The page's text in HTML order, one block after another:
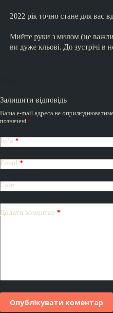
2022 рік точно стане для вас
Мийте руки з милом (це
ви дуже кльові. До зустрічі в
Залишити відповідь
Ваша e-mail адреса не
позначені *
Ім’я *
Email *
Сайт
Додати коментар *
Опублікувати коментар